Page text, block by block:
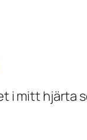
i mitt hjärta